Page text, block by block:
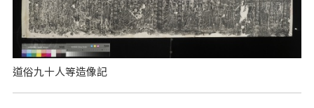
道俗九十人等造像記